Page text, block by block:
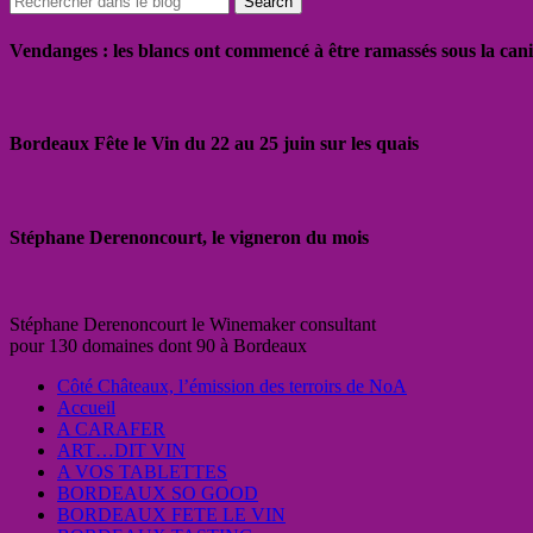
Vendanges : les blancs ont commencé à être ramassés sous la
Bordeaux Fête le Vin du 22 au 25 juin sur les quais
Stéphane Derenoncourt, le vigneron du mois
Stéphane Derenoncourt le Winemaker consultant
pour 130 domaines dont 90 à Bordeaux
Côté Châteaux, l’émission des terroirs de NoA
Accueil
A CARAFER
ART…DIT VIN
A VOS TABLETTES
BORDEAUX SO GOOD
BORDEAUX FETE LE VIN